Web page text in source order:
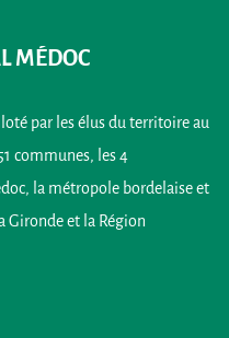
MÉDOC
par les élus du territoire au
communes, les 4
la métropole bordelaise et
Gironde et la Région